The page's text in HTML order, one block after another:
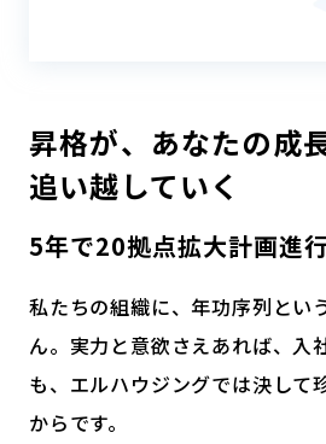
昇格が、あなたの成
追い越していく
5年で20拠点拡大計画進
私たちの組織に、年功序列とい
ん。実力と意欲さえあれば、入
も、エルハウジングでは決して
からです。